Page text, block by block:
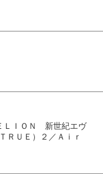
ＬＩＯＮ 新世紀エヴ
ＲＵＥ）２／Ａｉｒ